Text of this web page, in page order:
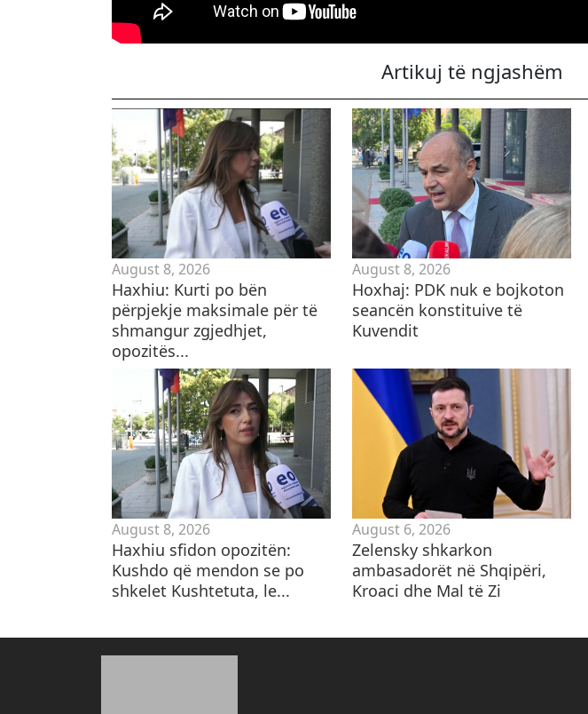
Artikuj të ngjashëm
August 8, 2026
Haxhiu: Kurti po bën
përpjekje maksimale për të
shmangur zgjedhjet,
opozitës...
August 8, 2026
Hoxhaj: PDK nuk e bojkoton
seancën konstituive të
Kuvendit
August 8, 2026
Haxhiu sfidon opozitën:
Kushdo që mendon se po
shkelet Kushtetuta, le...
August 6, 2026
Zelensky shkarkon
ambasadorët në Shqipëri,
Kroaci dhe Mal të Zi